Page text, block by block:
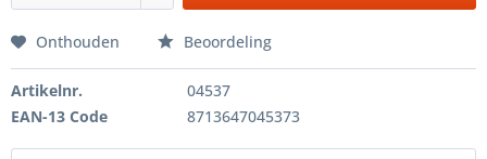
Onthouden Beoordeling
Artikelnr.
04537
EAN-13 Code
8713647045373